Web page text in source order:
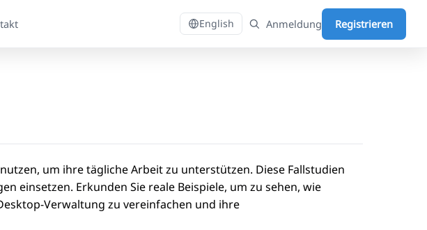
English Anmeldung Registrieren
um ihre tägliche Arbeit zu unterstützen. Diese Fallstudien
einsetzen. Erkunden Sie reale Beispiele, um zu sehen, wie
Verwaltung zu vereinfachen und ihre